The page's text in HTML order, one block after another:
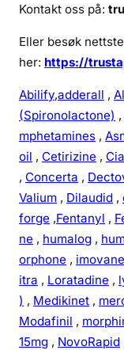
Kontakt oss på:
Eller besøk
her: https://
Abilify,adderall ,
(Spironolactone) ,
mphetamines ,
oil , Cetirizine ,
, Concerta ,
Valium , Dilaudid ,
forge ,Fentanyl ,
ne , humalog ,
orphone , imovane
itra , Loratadine ,
) , Medikinet ,
Modafinil ,
15mg , NovoRapid